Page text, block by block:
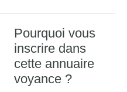
Pourquoi vous
inscrire dans
cette annuaire
voyance ?